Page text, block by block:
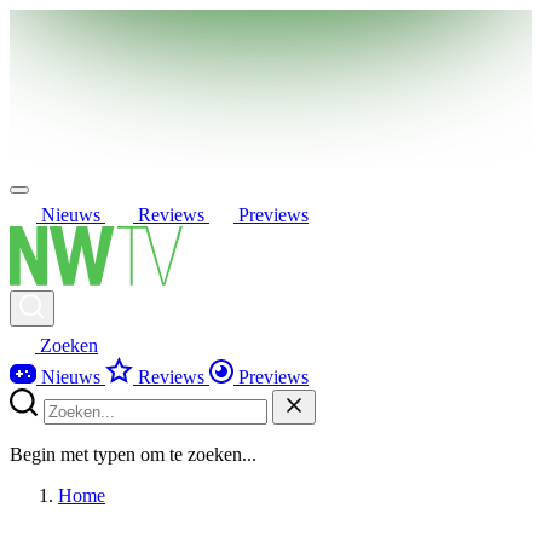
Nieuws Reviews Previews
Zoeken
Nieuws
Reviews Previews
Begin met typen om te zoeken...
Home